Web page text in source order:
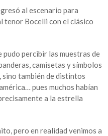
al escenario para
tenor Bocelli con el clásico
pudo percibir las muestras de
camisetas y símbolos
sino también de distintos
pues muchos habían
a la estrella
pero en realidad venimos a